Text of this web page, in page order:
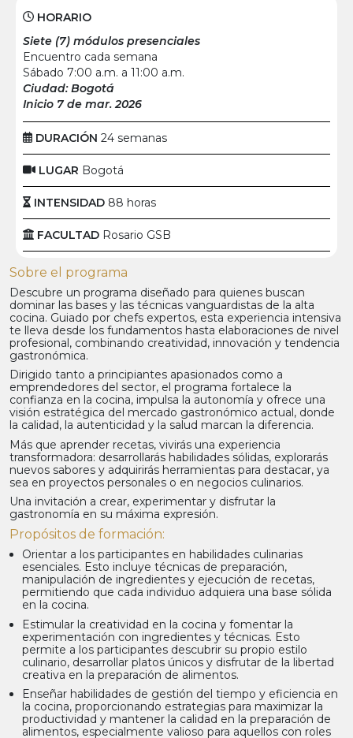
HORARIO
Siete (7) módulos presenciales
Encuentro cada semana
Sábado 7:00 a.m. a 11:00 a.m.
Ciudad: Bogotá
Inicio 7 de mar. 2026
DURACIÓN 24 semanas
LUGAR Bogotá
INTENSIDAD 88 horas
FACULTAD Rosario GSB
Sobre el programa
Descubre un programa diseñado para quienes buscan
dominar las bases y las técnicas vanguardistas de la alta
cocina. Guiado por chefs expertos, esta experiencia intensiva
te lleva desde los fundamentos hasta elaboraciones de nivel
profesional, combinando creatividad, innovación y tendencia
gastronómica.
Dirigido tanto a principiantes apasionados como a
emprendedores del sector, el programa fortalece la
confianza en la cocina, impulsa la autonomía y ofrece una
visión estratégica del mercado gastronómico actual, donde
la calidad, la autenticidad y la salud marcan la diferencia.
Más que aprender recetas, vivirás una experiencia
transformadora: desarrollarás habilidades sólidas, explorarás
nuevos sabores y adquirirás herramientas para destacar, ya
sea en proyectos personales o en negocios culinarios.
Una invitación a crear, experimentar y disfrutar la
gastronomía en su máxima expresión.
Propósitos de formación:
Orientar a los participantes en habilidades culinarias
esenciales. Esto incluye técnicas de preparación,
manipulación de ingredientes y ejecución de recetas,
permitiendo que cada individuo adquiera una base sólida
en la cocina.
Estimular la creatividad en la cocina y fomentar la
experimentación con ingredientes y técnicas. Esto
permite a los participantes descubrir su propio estilo
culinario, desarrollar platos únicos y disfrutar de la libertad
creativa en la preparación de alimentos.
Enseñar habilidades de gestión del tiempo y eficiencia en
la cocina, proporcionando estrategias para maximizar la
productividad y mantener la calidad en la preparación de
alimentos, especialmente valioso para aquellos con roles